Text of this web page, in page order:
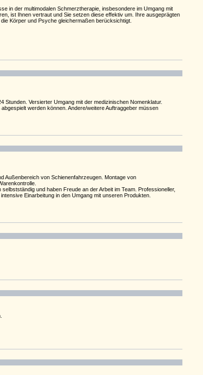
in der multimodalen Schmerztherapie, insbesondere im Umgang mit
ist Ihnen vertraut und Sie setzen diese effektiv um. Ihre ausgeprägten
Körper und Psyche gleichermaßen berücksichtigt.
Versierter Umgang mit der medizinischen Nomenklatur.
werden können. Andere/weitere Auftraggeber müssen
Außenbereich von Schienenfahrzeugen. Montage von
und haben Freude an der Arbeit im Team. Professioneller,
Einarbeitung in den Umgang mit unseren Produkten.